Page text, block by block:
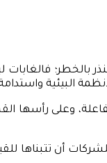
تنذر بالخطر؛
البيئية
وعلى رأسها
أن تتبناها